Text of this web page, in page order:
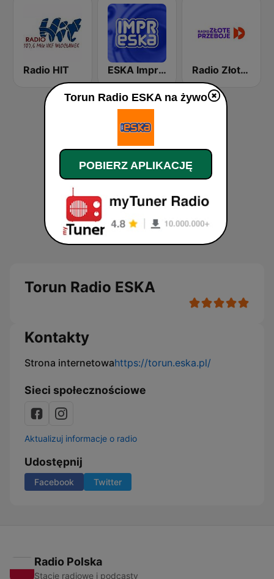
Radio HIT ESKA Impreska Radio Złote Przeboje
Torun Radio ESKA
Kontakty
Strona internetowahttps://torun.eska.pl/
Sieci społecznościowe
Aktualizuj informacje o radio
Udostępnij
Facebook Twitter
Radio Polska
Stacje radiowe i podcasty
Torun Radio ESKA na żywo
POBIERZ APLIKACJĘ